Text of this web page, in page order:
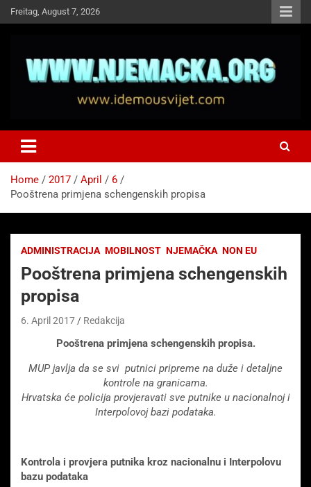
Skip
to
Freitag, August 7, 2026
Idemo u Svijet-Njemacka!
Home 2017 April
6
Pooštrena primjena schengenskih propisa
ADMINISTRACIJA MOBILNOST NJEMAČKA NON EU
Pooštrena primjena schengenskih
propisa
6. April 2017 Redakcija
Pooštrena primjena schengenskih propisa.
MUP javlja da se svi putnici pripreme na duže i detaljne
kontrole na granicama.
Hrvatska će policija provjeravati sve putnike u nacionalnoj i
Interpolovoj bazi podataka.
Kontrola i provjera putnika kroz nacionalnu i Interpolovu
bazu podataka